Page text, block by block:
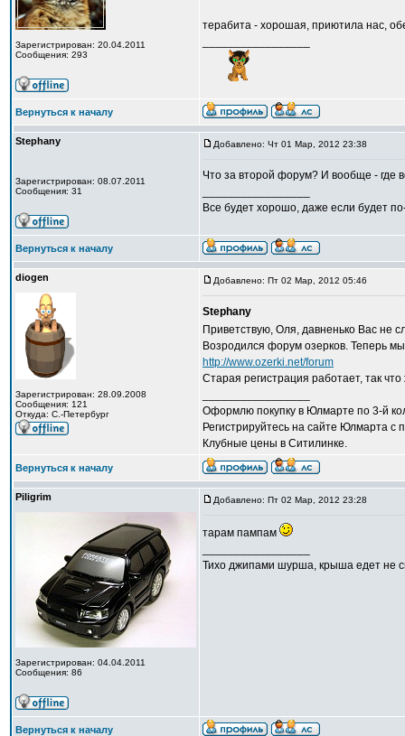
Зарегистрирован: 20.04.2011
Сообщения: 293
терабита - хорошая, приютила нас,
Вернуться к началу
Stephany
Зарегистрирован: 08.07.2011
Сообщения: 31
Добавлено: Чт 01 Мар, 2012 23:38
Что за второй форум? И вообще - где
Все будет хорошо, даже если будет
Вернуться к началу
diogen
Зарегистрирован: 28.09.2008
Сообщения: 121
Откуда: С.-Петербург
Добавлено: Пт 02 Мар, 2012 05:46
Stephany
Приветствую, Оля, давненько Вас не
Возродился форум озерков. Теперь мы
http://www.ozerki.net/forum
Старая регистрация работает, так
Оформлю покупку в Юлмарте по 3-й
Регистрируйтесь на сайте Юлмарта с
Клубные цены в Ситилинке.
Вернуться к началу
Piligrim
Зарегистрирован: 04.04.2011
Сообщения: 86
Добавлено: Пт 02 Мар, 2012 23:28
тарам пампам
Тихо джипами шурша, крыша едет не
Вернуться к началу